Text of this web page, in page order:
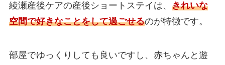
綾瀬産後ケアの産後ショートステイは、 きれいな
空間で好きなことをして過ごせるのが特徴です。
部屋でゆっくりしても良いですし、赤ちゃんと遊